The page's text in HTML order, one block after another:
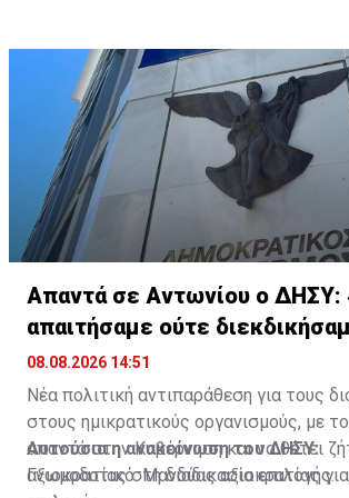
Απαντά σε Αντωνίου ο ΔΗΣΥ:
απαιτήσαμε ούτε
διορισμούς»
08.08.2026 14:51
Νέα πολιτική αντιπαράθεση για τους
στους ημικρατικούς οργανισμούς, με
απαντά στην Κυβέρνηση και να θέτει
αξιοκρατίας στη διαδικασία επιλογής.
Αυτούσια η ανακοίνωση του ΔΗΣΥ:
Γνωμοδοτικό: Μανδύας αξιοκρατίας